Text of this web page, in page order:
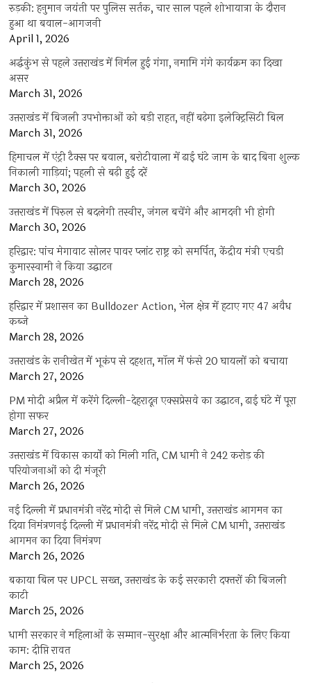
रुड़की: हनुमान जयंती पर पुलिस सर्तक, चार साल पहले शोभायात्रा के दौरान
हुआ था बवाल-आगजनी
April 1, 2026
अर्द्धकुंभ से पहले उत्तराखंड में निर्मल हुई गंगा, नमामि गंगे कार्यक्रम का दिखा
असर
March 31, 2026
उत्तराखंड में बिजली उपभोक्ताओं को बड़ी राहत, नहीं बढ़ेगा इलेक्ट्रिसिटी बिल
March 31, 2026
हिमाचल में एंट्री टैक्स पर बवाल, बरोटीवाला में ढाई घंटे जाम के बाद बिना शुल्क
निकाली गाड़ियां; पहली से बढ़ी हुई दरें
March 30, 2026
उत्तराखंड में पिरुल से बदलेगी तस्वीर, जंगल बचेंगे और आमदनी भी होगी
March 30, 2026
हरिद्वार: पांच मेगावाट सोलर पावर प्लांट राष्ट्र को समर्पित, केंद्रीय मंत्री एचडी
कुमारस्वामी ने किया उद्घाटन
March 28, 2026
हरिद्वार में प्रशासन का Bulldozer Action, भेल क्षेत्र में हटाए गए 47 अवैध
कब्जे
March 28, 2026
उत्तराखंड के रानीखेत में भूकंप से दहशत, मॉल में फंसे 20 घायलों को बचाया
March 27, 2026
PM मोदी अप्रैल में करेंगे दिल्ली-देहरादून एक्सप्रेसवे का उद्घाटन, ढाई घंटे में पूरा
होगा सफर
March 27, 2026
उत्तराखंड में विकास कार्यों को मिली गति, CM धामी ने 242 करोड़ की
परियोजनाओं को दी मंजूरी
March 26, 2026
नई दिल्ली में प्रधानमंत्री नरेंद्र मोदी से मिले CM धामी, उत्तराखंड आगमन का
दिया निमंत्रणनई दिल्ली में प्रधानमंत्री नरेंद्र मोदी से मिले CM धामी, उत्तराखंड
आगमन का दिया निमंत्रण
March 26, 2026
बकाया बिल पर UPCL सख्त, उत्तराखंड के कई सरकारी दफ्तरों की बिजली
काटी
March 25, 2026
धामी सरकार ने महिलाओं के सम्मान-सुरक्षा और आत्मनिर्भरता के लिए किया
काम: दीप्ति रावत
March 25, 2026